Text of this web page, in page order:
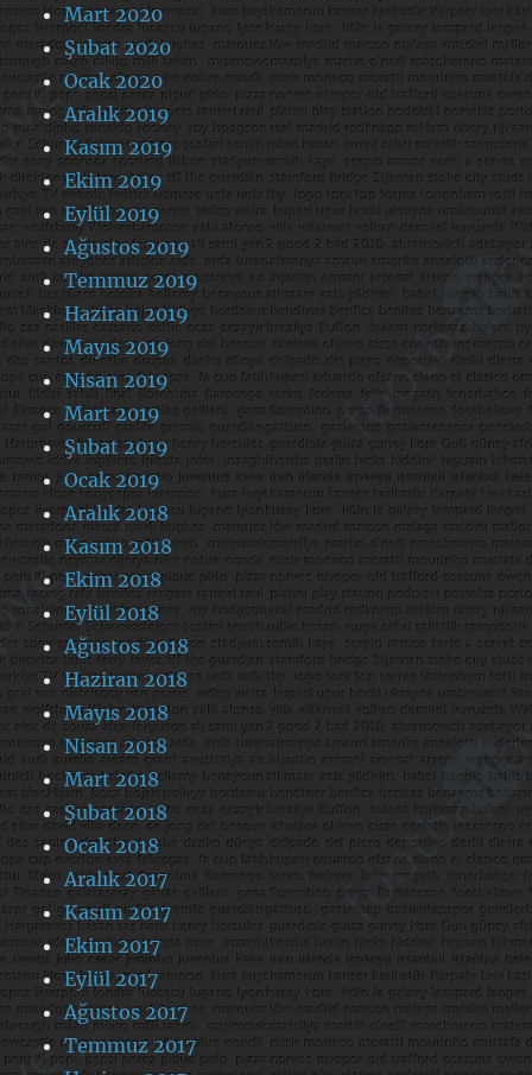
Mart 2020
Şubat 2020
Ocak 2020
Aralık 2019
Kasım 2019
Ekim 2019
Eylül 2019
Ağustos 2019
Temmuz 2019
Haziran 2019
Mayıs 2019
Nisan 2019
Mart 2019
Şubat 2019
Ocak 2019
Aralık 2018
Kasım 2018
Ekim 2018
Eylül 2018
Ağustos 2018
Haziran 2018
Mayıs 2018
Nisan 2018
Mart 2018
Şubat 2018
Ocak 2018
Aralık 2017
Kasım 2017
Ekim 2017
Eylül 2017
Ağustos 2017
Temmuz 2017